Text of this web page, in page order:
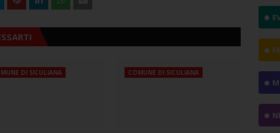
DI SICULIANA COMUNE DI SICULIANA